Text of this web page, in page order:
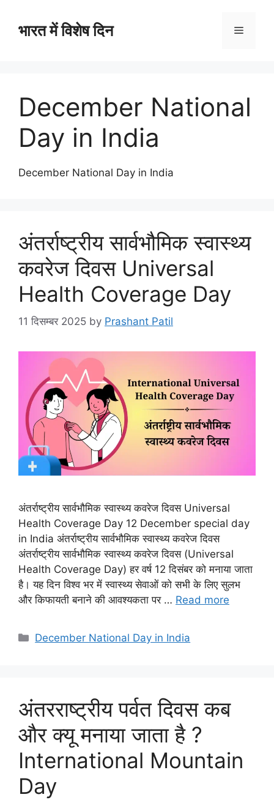
भारत में विशेष दिन
December National
Day in India
December National Day in India
अंतर्राष्ट्रीय सार्वभौमिक स्वास्थ्य
कवरेज दिवस Universal
Health Coverage Day
11 दिसम्बर 2025 by Prashant Patil
अंतर्राष्ट्रीय सार्वभौमिक स्वास्थ्य कवरेज दिवस Universal
Health Coverage Day 12 December special day
in India अंतर्राष्ट्रीय सार्वभौमिक स्वास्थ्य कवरेज दिवस
अंतर्राष्ट्रीय सार्वभौमिक स्वास्थ्य कवरेज दिवस (Universal
Health Coverage Day) हर वर्ष 12 दिसंबर को मनाया जाता
है। यह दिन विश्व भर में स्वास्थ्य सेवाओं को सभी के लिए सुलभ
और किफायती बनाने की आवश्यकता पर … Read more
December National Day in India
अंतरराष्ट्रीय पर्वत दिवस कब
और क्यू मनाया जाता है ?
International Mountain
Day